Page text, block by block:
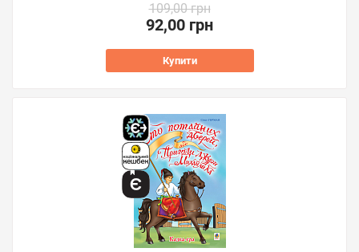
109,00 грн
92,00 грн
Купити